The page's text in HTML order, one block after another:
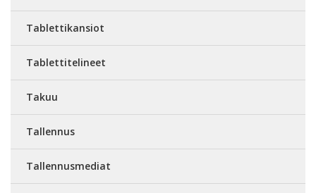
Tablettikansiot
Tablettitelineet
Takuu
Tallennus
Tallennusmediat